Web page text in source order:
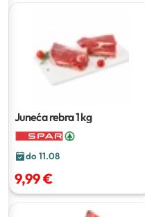
Juneća rebra1 kg
do 11.08
9,99 €